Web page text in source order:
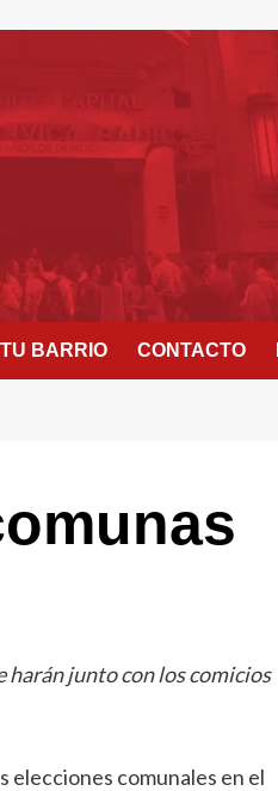
BARRIO CONTACTO
harán junto con los comicios
elecciones comunales en el